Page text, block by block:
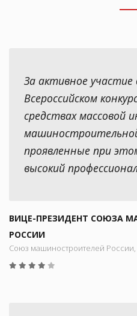
За активное
Всероссийском
средствах массовой
проявленные при
высокий
ВИЦЕ-ПРЕЗИДЕНТ СОЮЗА
РОССИИ
Союз машиностроителей России,